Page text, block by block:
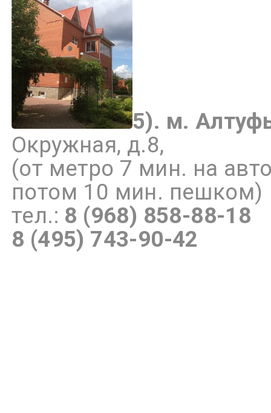
5). м.
Окружная, д.8,
(от метро 7 мин. на
потом 10 мин. пешком)
тел.: 8 (968) 858-88-18
8 (495) 743-90-42